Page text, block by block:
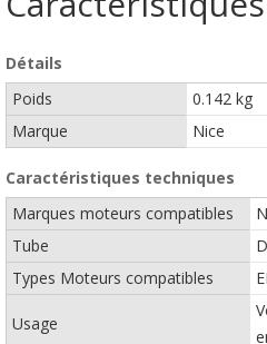
Détails
Poids
0.142 kg
Marque
Nice
Caractéristiques techniques
Marques moteurs compatibles
Tube
Types Moteurs compatibles
Usage